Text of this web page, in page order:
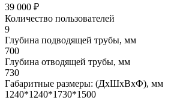
39 000 ₽
Количество пользователей
9
Глубина подводящей трубы, мм
700
Глубина отводящей трубы, мм
730
Габаритные размеры: (ДхШхВхФ), мм
1240*1240*1730*1500